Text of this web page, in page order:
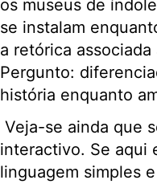
os museus de
se instalam
a retórica
Pergunto:
história enquanto
Veja-se ainda que
interactivo. Se aqui
linguagem simples